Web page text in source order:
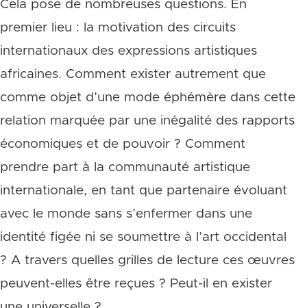
Cela pose de nombreuses questions. En
premier lieu : la motivation des circuits
internationaux des expressions artistiques
africaines. Comment exister autrement que
comme objet d’une mode éphémère dans cette
relation marquée par une inégalité des rapports
économiques et de pouvoir ? Comment
prendre part à la communauté artistique
internationale, en tant que partenaire évoluant
avec le monde sans s’enfermer dans une
identité figée ni se soumettre à l’art occidental
? A travers quelles grilles de lecture ces œuvres
peuvent-elles être reçues ? Peut-il en exister